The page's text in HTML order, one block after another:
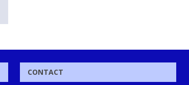
CONTACT